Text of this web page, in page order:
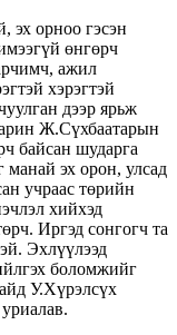
эх орноо гэсэн
өнгөрч
ажил
хэрэгтэй
дээр ярьж
Ж.Сүхбаатарын
байсан шударга
эх орон, улсад
учраас төрийн
хийхэд
Иргэд сонгогч та
Эхлүүлээд
боломжийг
У.Хүрэлсүх